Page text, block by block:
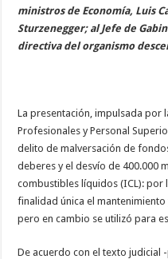
ministros de Economía, Luis
Sturzenegger; al Jefe de
directiva del organismo
La presentación, impulsada por
Profesionales y Personal
delito de malversación de
deberes y el desvío de 400.000
combustibles líquidos (ICL): por
finalidad única el
pero en cambio se utilizó para
De acuerdo con el texto judicial